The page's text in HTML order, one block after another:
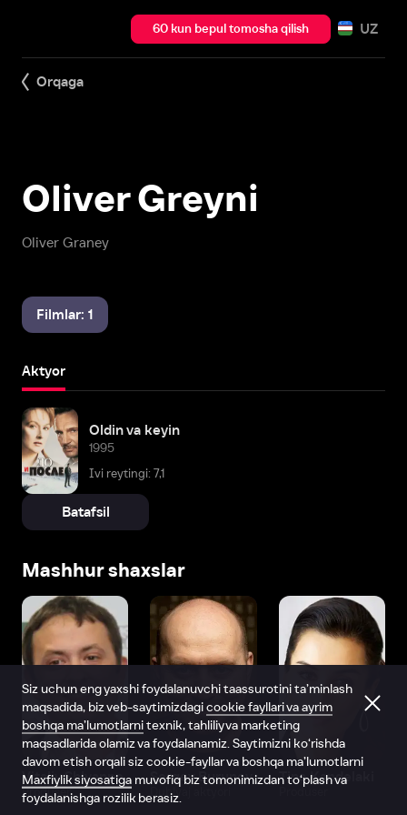
60 kun bepul tomosha qilish UZ
Orqaga
Oliver Graney
Oliver Greyni
Filmlar: 1
Aktyor
Oldin va keyin
1995
Ivi reytingi: 7,1
Batafsil
Mashhur shaxslar
Vitaliy Shlyappo
Produser
Sergey Burunov
Dublyaj aktyori
Tina Kandelaki
Siz uchun eng yaxshi foydalanuvchi taassurotini ta’minlash
maqsadida, biz veb-saytimizdagicookie fayllari va ayrim
boshqa ma’lumotlarnitexnik, tahliliy va marketing
maqsadlarida olamiz va foydalanamiz. Saytimizni ko‘rishda
davom etish orqali siz cookie-fayllar va boshqa ma’lumotlarni
Maxfiylik siyosatiga muvofiq biz tomonimizdan to‘plash va
foydalanishga rozilik berasiz.